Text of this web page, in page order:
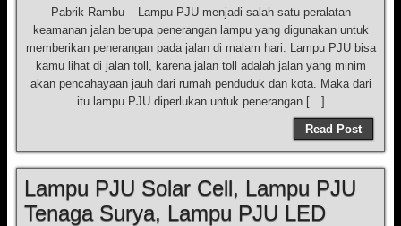
Pabrik Rambu – Lampu PJU menjadi salah satu peralatan
keamanan jalan berupa penerangan lampu yang digunakan untuk
memberikan penerangan pada jalan di malam hari. Lampu PJU bisa
kamu lihat di jalan toll, karena jalan toll adalah jalan yang minim
akan pencahayaan jauh dari rumah penduduk dan kota. Maka dari
itu lampu PJU diperlukan untuk penerangan […]
Read Post
Lampu PJU Solar Cell, Lampu PJU
Tenaga Surya, Lampu PJU LED